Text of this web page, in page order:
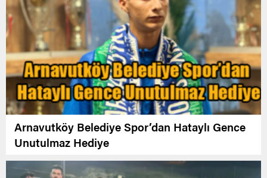
Arnavutköy Belediye Spor’dan Hataylı Gence
Unutulmaz Hediye